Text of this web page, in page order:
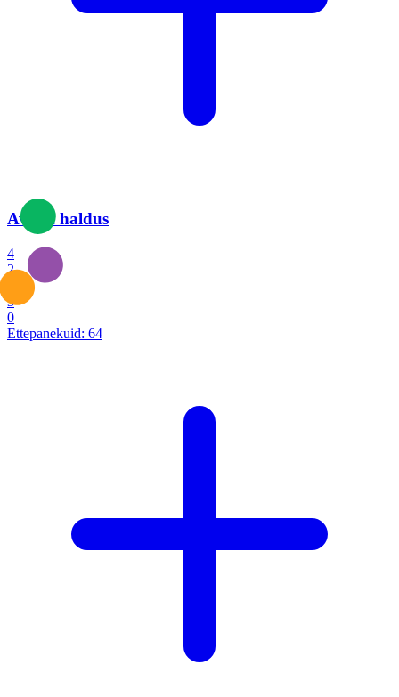
Avalik haldus
4
2
3
0
Ettepanekuid: 64